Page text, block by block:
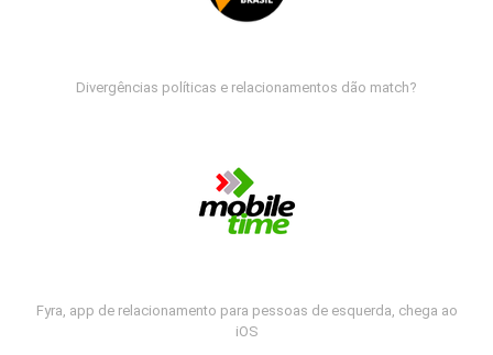
Divergências políticas e relacionamentos dão match?
Fyra, app de relacionamento para pessoas de esquerda, chega ao
iOS